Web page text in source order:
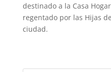
destinado a la Casa
regentado por las Hijas
ciudad.